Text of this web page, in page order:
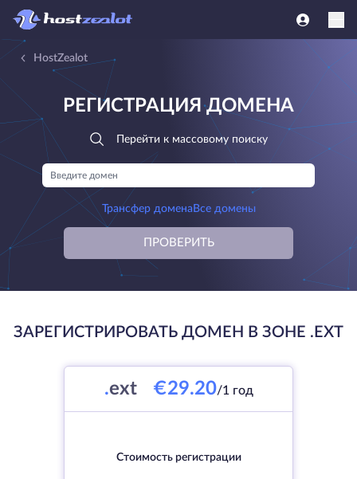
HostZealot
РЕГИСТРАЦИЯ ДОМЕНА
Перейти к массовому поиску
Трансфер домена Все домены
ПРОВЕРИТЬ
ЗАРЕГИСТРИРОВАТЬ ДОМЕН В ЗОНЕ .EXT
.ext €29.20/1 год
Стоимость регистрации